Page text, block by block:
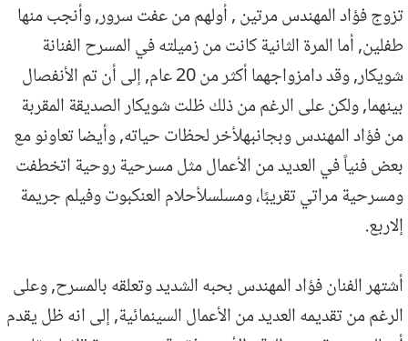
تزوج فؤاد المهندس مرتين , أولهم من عفت سرور, وأنجب منها
طفلين, أما المرة الثانية كانت من زميلته في المسرح الفنانة
شويكار, وقد دامزواجهما أكثر من 20 عام, إلى أن تم الأنفصال
بينهما, ولكن على الرغم من ذلك ظلت شويكار الصديقة المقربة
من فؤاد المهندس وبجانبهلأخر لحظات حياته, وأيضا تعاونو مع
بعض فنياً في العديد من الأعمال مثل مسرحية روحية اتخطفت
ومسرحية مراتي تقريبًا، ومسلسلأحلام العنكبوت وفيلم جريمة
إلاربع.
أشتهر الفنان فؤاد المهندس بحبه الشديد وتعلقه بالمسرح, وعلى
الرغم من تقديمه العديد من الأعمال السينمائية, إلى انه ظل يقدم